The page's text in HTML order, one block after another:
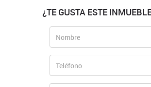
¿TE GUSTA ESTE